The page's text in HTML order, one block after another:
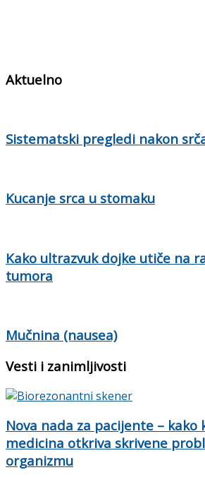
Aktuelno
Sistematski pregledi nakon
Kucanje srca u stomaku
Kako ultrazvuk dojke utiče na
tumora
Mučnina (nausea)
Vesti i zanimljivosti
Nova nada za pacijente – kako
medicina otkriva skrivene
organizmu